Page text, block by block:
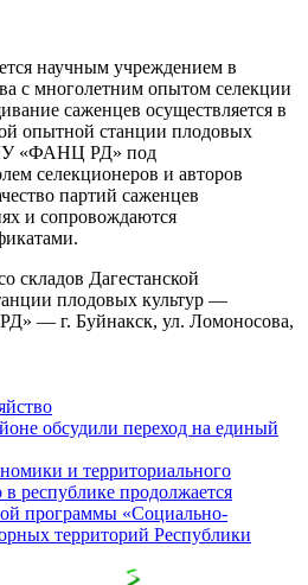
научным учреждением в
с многолетним опытом селекции
саженцев осуществляется в
опытной станции плодовых
«ФАНЦ РД» под
селекционеров и авторов
партий саженцев
и сопровождаются
складов Дагестанской
плодовых культур —
— г. Буйнакск, ул. Ломоносова,
обсудили переход на единый
и территориального
республике продолжается
программы «Социально-
территорий Республики